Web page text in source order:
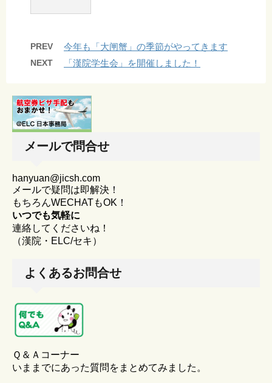
PREV 今年も「大闸蟹」の季節がやってきます
NEXT 「漢院学生会」を開催しました！
メールで問合せ
hanyuan@jicsh.com
メールで疑問は即解決！
もちろんWECHATもOK！
いつでも気軽に
連絡してくださいね！
（漢院・ELC/セキ）
よくあるお問合せ
Ｑ＆Ａコーナー
いままでにあった質問をまとめてみました。